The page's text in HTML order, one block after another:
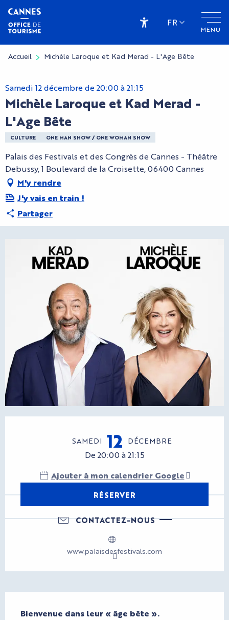
Aller
contenu
principal
MENU
Accessibilité
FR
Accueil Michèle Laroque et Kad Merad - L'Age Bête
Samedi 12 décembre de 20:00 à 21:15
Michèle Laroque et Kad Merad -
L'Age Bête
CULTURE ONE MAN SHOW / ONE WOMAN SHOW
Palais des Festivals et des Congrès de Cannes - Théâtre
Debussy, 1 Boulevard de la Croisette, 06400 Cannes
M'y rendre
J'y vais en train !
Partager
Ouverture et coordonnées
SAMEDI 12 DÉCEMBRE
De 20:00 à 21:15
Ajouter à mon calendrier Google
RÉSERVER
CONTACTEZ-NOUS
www.palaisdesfestivals.com
Bienvenue dans leur « âge bête ».